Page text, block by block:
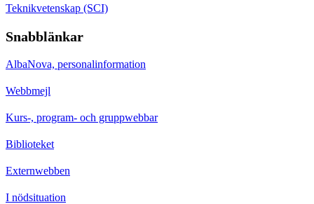
Teknikvetenskap (SCI)
Snabblänkar
AlbaNova, personalinformation
Webbmejl
Kurs-, program- och gruppwebbar
Biblioteket
Externwebben
I nödsituation